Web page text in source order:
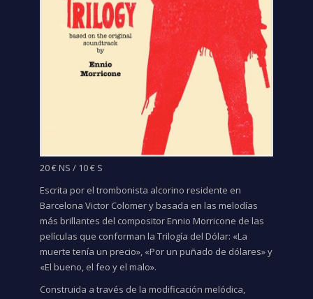
20 € NS / 10 € S
Escrita por el trombonista alcorino residente en
Barcelona Victor Colomer y basada en las melodías
más brillantes del compositor Ennio Morricone de las
películas que conforman la Trilogía del Dólar: «La
muerte tenía un precio», «Por un puñado de dólares» y
«El bueno, el feo y el malo».
Construida a través de la modificación melódica,